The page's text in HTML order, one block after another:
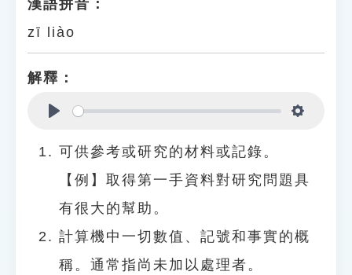
貓頭鷹博士
漢語拼音：
zī liào
解釋：
可供參考或研究的材料或記錄。
【例】取得第一手資料對研究問題具
有很大的幫助。
計算機中一切數值、記號和事實的概
稱。通常指尚未加以處理者。